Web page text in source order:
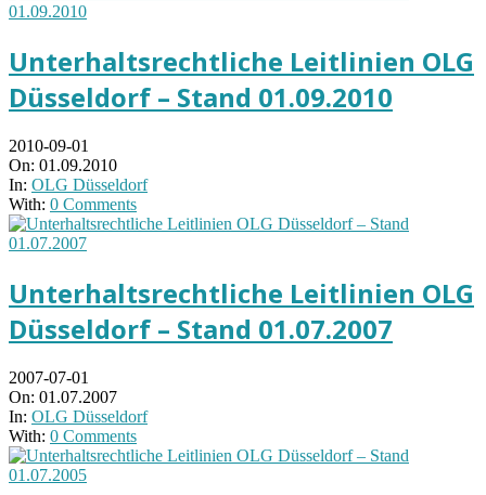
Unterhaltsrechtliche Leitlinien OLG
Düsseldorf – Stand 01.09.2010
2010-09-01
On: 01.09.2010
In: OLG Düsseldorf
With: 0 Comments
Unterhaltsrechtliche Leitlinien OLG
Düsseldorf – Stand 01.07.2007
2007-07-01
On: 01.07.2007
In: OLG Düsseldorf
With: 0 Comments